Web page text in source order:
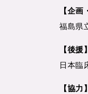
【企画
福島県
【後援】
日本臨
【協力】